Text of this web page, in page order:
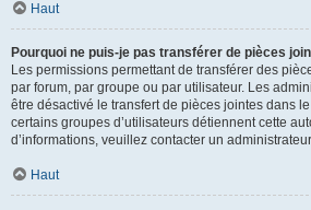
Haut
Pourquoi ne puis-je pas transférer de pièces
Les permissions permettant de transférer des
par forum, par groupe ou par utilisateur. Les
être désactivé le transfert de pièces jointes dans
certains groupes d’utilisateurs détiennent cette
d’informations, veuillez contacter un
Haut